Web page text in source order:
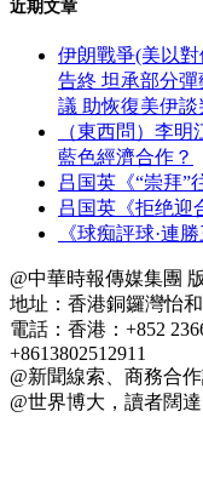
近期文章
伊朗戰爭(美以
告終 坦承部分
議 助恢復美伊談
（東西問）李
藍色經濟合作？
吕国英《“崇拜”
吕国英《拒绝迎
《球痴評球·連
@中華時報傳媒集團
地址：香港銅鑼灣怡
電話：香港：+852
+8613802512911
@新聞線索、商務合作
@世界博大，讀者闊